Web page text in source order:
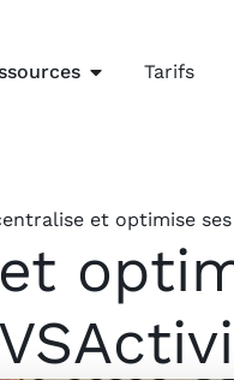
Tarifs
et optimise